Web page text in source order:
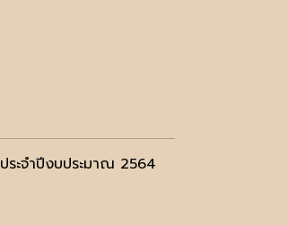
ระจำปีงบประมาณ 2564